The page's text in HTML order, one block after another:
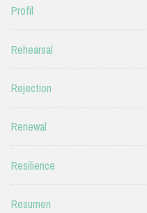
Profil
Rehearsal
Rejection
Renewal
Resilience
Resumen